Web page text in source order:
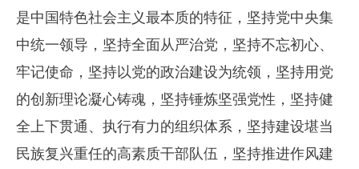
是中国特色社会主义最本质的特征，坚持党中央集
中统一领导，坚持全面从严治党，坚持不忘初心、
牢记使命，坚持以党的政治建设为统领，坚持用党
的创新理论凝心铸魂，坚持锤炼坚强党性，坚持健
全上下贯通、执行有力的组织体系，坚持建设堪当
民族复兴重任的高素质干部队伍，坚持推进作风建